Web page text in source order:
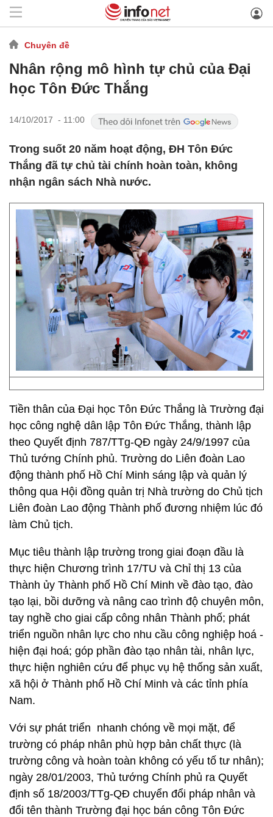
Chuyên đề
Nhân rộng mô hình tự chủ của Đại
học Tôn Đức Thắng
14/10/2017 - 11:00
Trong suốt 20 năm hoạt động, ĐH Tôn Đức
Thắng đã tự chủ tài chính hoàn toàn, không
nhận ngân sách Nhà nước.
Tiền thân của Đại học Tôn Đức Thắng là Trường đại
học công nghệ dân lập Tôn Đức Thắng, thành lập
theo Quyết định 787/TTg-QĐ ngày 24/9/1997 của
Thủ tướng Chính phủ. Trường do Liên đoàn Lao
động thành phố Hồ Chí Minh sáng lập và quản lý
thông qua Hội đồng quản trị Nhà trường do Chủ tịch
Liên đoàn Lao động Thành phố đương nhiệm lúc đó
làm Chủ tịch.
Mục tiêu thành lập trường trong giai đoạn đầu là
thực hiện Chương trình 17/TU và Chỉ thị 13 của
Thành ủy Thành phố Hồ Chí Minh về đào tạo, đào
tạo lại, bồi dưỡng và nâng cao trình độ chuyên môn,
tay nghề cho giai cấp công nhân Thành phố; phát
triển nguồn nhân lực cho nhu cầu công nghiệp hoá -
hiện đại hoá; góp phần đào tạo nhân tài, nhân lực,
thực hiện nghiên cứu để phục vụ hệ thống sản xuất,
xã hội ở Thành phố Hồ Chí Minh và các tỉnh phía
Nam.
Với sự phát triển nhanh chóng về mọi mặt, để
trường có pháp nhân phù hợp bản chất thực (là
trường công và hoàn toàn không có yếu tố tư nhân);
ngày 28/01/2003, Thủ tướng Chính phủ ra Quyết
định số 18/2003/TTg-QĐ chuyển đổi pháp nhân và
đổi tên thành Trường đại học bán công Tôn Đức